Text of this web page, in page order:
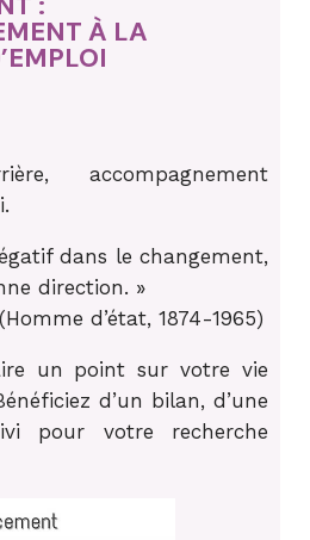
À LA
accompagnement
dans le changement,
direction. »
d’état, 1874-1965)
un point sur votre vie
d’un bilan, d’une
pour votre recherche